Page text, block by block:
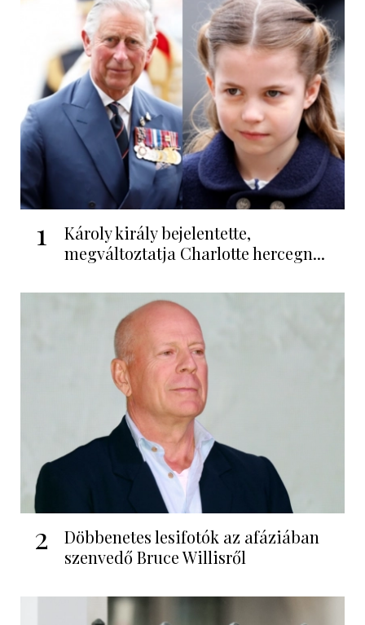
1
Károly király bejelentette,
megváltoztatja Charlotte hercegn...
2
Döbbenetes lesifotók az afáziában
szenvedő Bruce Willisről